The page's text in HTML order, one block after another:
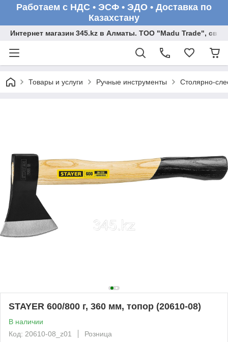
Работаем с НДС • ЭСФ • ЭДО • Доставка по
Казахстану
Интернет магазин 345.kz в Алматы. ТОО "Madu Trade",
Товары и услуги Ручные инструменты Столярно-
STAYER 600/800 г, 360 мм, топор (20610-08)
В наличии
Код: 20610-08_z01
Розница